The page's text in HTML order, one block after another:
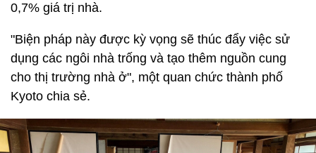
0,7% giá trị nhà.
"Biện pháp này được kỳ vọng sẽ thúc đẩy việc sử
dụng các ngôi nhà trống và tạo thêm nguồn cung
cho thị trường nhà ở", một quan chức thành phố
Kyoto chia sẻ.